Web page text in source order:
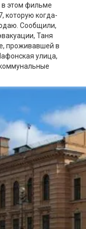
в этом фильме
которую когда-
Сообщили,
Таня
проживавшей в
улица,